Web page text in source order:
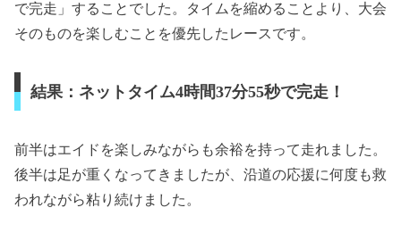
で完走」することでした。タイムを縮めることより、大会
そのものを楽しむことを優先したレースです。
結果：ネットタイム4時間37分55秒で完走！
前半はエイドを楽しみながらも余裕を持って走れました。
後半は足が重くなってきましたが、沿道の応援に何度も救
われながら粘り続けました。